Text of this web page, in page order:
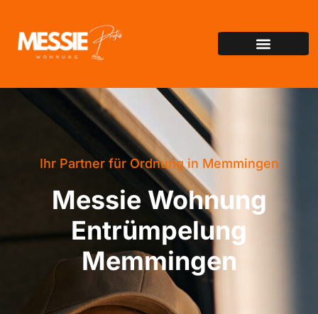
Ihr Partner für Ordnung in Memmingen
Messie Wohnung
Entrümpelung
Memmingen